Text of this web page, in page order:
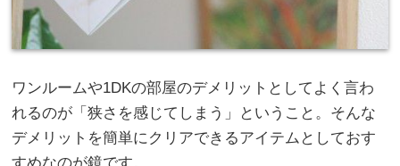
ワンルームや1DKの部屋のデメリットとしてよく言わ
れるのが「狭さを感じてしまう」ということ。そんな
デメリットを簡単にクリアできるアイテムとしておす